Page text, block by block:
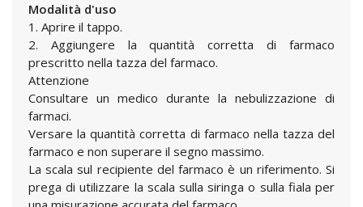
Modalità d'uso
1. Aprire il tappo.
2. Aggiungere la quantità corretta di farmaco
prescritto nella tazza del farmaco.
Attenzione
Consultare un medico durante la nebulizzazione di
farmaci.
Versare la quantità corretta di farmaco nella tazza del
farmaco e non superare il segno massimo.
La scala sul recipiente del farmaco è un riferimento. Si
prega di utilizzare la scala sulla siringa o sulla fiala per